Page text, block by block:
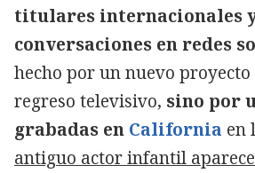
titulares internacionales
conversaciones en redes
hecho por un nuevo
regreso televisivo, sino por
grabadas en California en
antiguo actor infantil